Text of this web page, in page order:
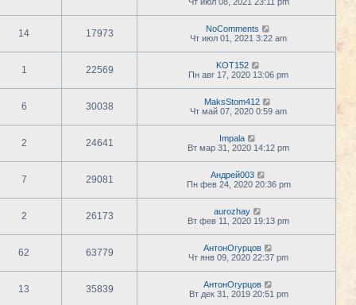
14 17973
NoComments
Чт июл 01, 2021 3:22 am
1 22569
KOT152
Пн авг 17, 2020 13:06 pm
6 30038
MaksStom412
Чт май 07, 2020 0:59 am
2 24641
Impala
Вт мар 31, 2020 14:12 pm
7 29081
Андрей003
Пн фев 24, 2020 20:36 pm
2 26173
aurozhay
Вт фев 11, 2020 19:13 pm
62 63779
АнтонОгурцов
Чт янв 09, 2020 22:37 pm
13 35839
АнтонОгурцов
Вт дек 31, 2019 20:51 pm